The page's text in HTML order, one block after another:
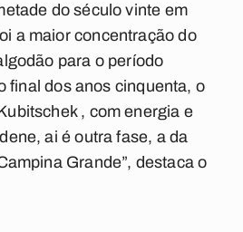
do século vinte em
a maior concentração do
para o período
final dos anos cinquenta, o
, com energia e
ai é outra fase, a da
Grande”, destaca o